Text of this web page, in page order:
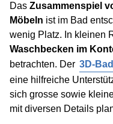
Das Zusammenspiel
Möbeln ist im Bad
wenig Platz. In kleinen
Waschbecken im
betrachten. Der 3D-
eine hilfreiche
sich grosse sowie
mit diversen Details